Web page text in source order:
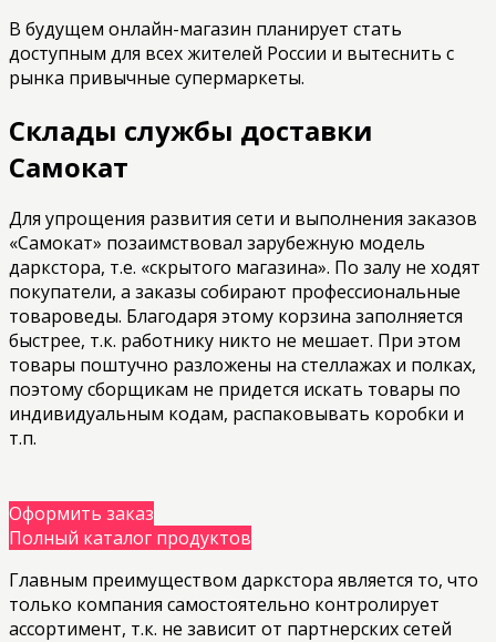
В будущем онлайн-магазин планирует стать
доступным для всех жителей России и вытеснить с
рынка привычные супермаркеты.
Склады службы доставки
Самокат
Для упрощения развития сети и выполнения заказов
«Самокат» позаимствовал зарубежную модель
даркстора, т.е. «скрытого магазина». По залу не ходят
покупатели, а заказы собирают профессиональные
товароведы. Благодаря этому корзина заполняется
быстрее, т.к. работнику никто не мешает. При этом
товары поштучно разложены на стеллажах и полках,
поэтому сборщикам не придется искать товары по
индивидуальным кодам, распаковывать коробки и
т.п.
Оформить заказ
Полный каталог продуктов
Главным преимуществом даркстора является то, что
только компания самостоятельно контролирует
ассортимент, т.к. не зависит от партнерских сетей